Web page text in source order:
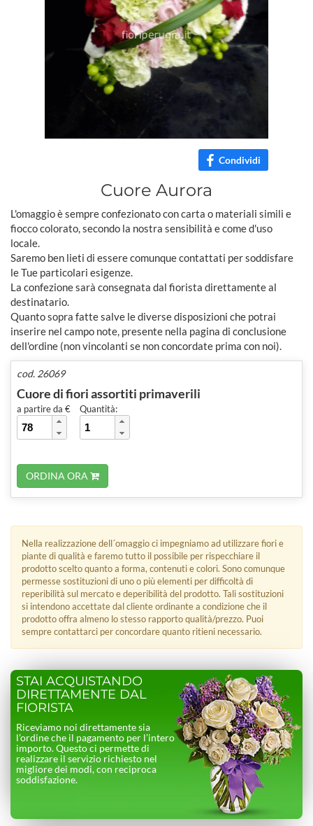
Condividi
Cuore Aurora
L'omaggio è sempre confezionato con carta o materiali simili e
fiocco colorato, secondo la nostra sensibilità e come d'uso
locale.
Saremo ben lieti di essere comunque contattati per soddisfare
le Tue particolari esigenze.
La confezione sarà consegnata dal fiorista direttamente al
destinatario.
Quanto sopra fatte salve le diverse disposizioni che potrai
inserire nel campo note, presente nella pagina di conclusione
dell'ordine (non vincolanti se non concordate prima con noi).
cod. 26069
Cuore di fiori assortiti primaverili
a partire da € Quantità:
ORDINA ORA
Nella realizzazione dell´omaggio ci impegniamo ad utilizzare fiori e
piante di qualità e faremo tutto il possibile per rispecchiare il
prodotto scelto quanto a forma, contenuti e colori. Sono comunque
permesse sostituzioni di uno o più elementi per difficoltà di
reperibilità sul mercato e deperibilità del prodotto. Tali sostituzioni
si intendono accettate dal cliente ordinante a condizione che il
prodotto offra almeno lo stesso rapporto qualità/prezzo. Puoi
sempre contattarci per concordare quanto ritieni necessario.
STAI ACQUISTANDO
DIRETTAMENTE DAL
FIORISTA
Riceviamo noi direttamente sia
l’ordine che il pagamento per l’intero
importo. Questo ci permette di
realizzare il servizio richiesto nel
migliore dei modi, con reciproca
soddisfazione.